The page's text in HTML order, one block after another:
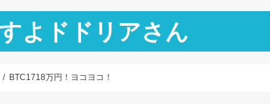
よドドリアさん
BTC1718万円！ヨコヨコ！